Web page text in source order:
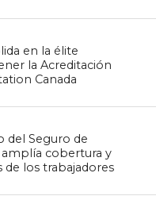
en la élite
la Acreditación
Canada
del Seguro de
amplía cobertura y
los trabajadores